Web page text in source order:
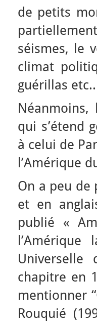
de petits
séismes, le
climat
guérillas etc..
Néanmoins,
qui s’étend
à celui de
l’Amérique
On a peu de
et en
publié «
Universelle
chapitre en
mentionner
Rouquié